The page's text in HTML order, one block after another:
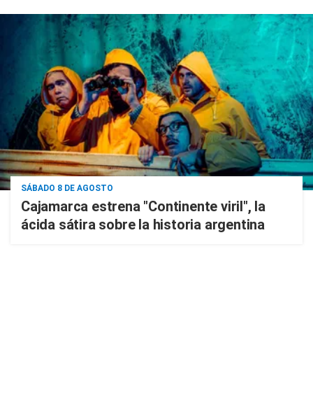
SÁBADO 8 DE AGOSTO
Cajamarca estrena "Continente viril", la
ácida sátira sobre la historia argentina